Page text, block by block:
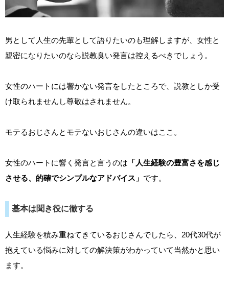
男として人生の先輩として語りたいのも理解しますが、女性と
親密になりたいのなら説教臭い発言は控えるべきでしょう。
女性のハートには響かない発言をしたところで、説教としか受
け取られませんし尊敬はされません。
モテるおじさんとモテないおじさんの違いはここ。
女性のハートに響く発言と言うのは 「人生経験の豊富さを感じ
させる、的確でシンプルなアドバイス」 です。
基本は聞き役に徹する
人生経験を積み重ねてきているおじさんでしたら、20代30代が
抱えている悩みに対しての解決策がわかっていて当然かと思い
ます。